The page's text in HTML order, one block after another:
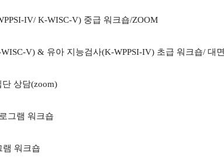
IV/ K-WISC-V) 중급 워크숍/ZOOM
V) & 유아 지능검사(K-WPPSI-IV) 초급 워크숍/ 대면
상담(zoom)
그램 워크숍
램 워크숍